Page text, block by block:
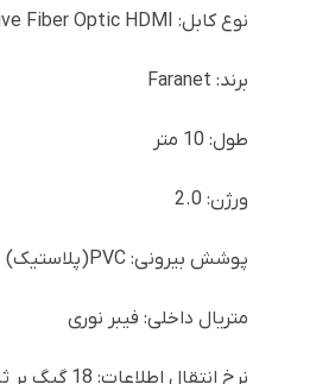
نوع کابل: Active Fiber Optic HDMI
برند: Faranet
طول: 10 متر
ورژن: 2.0
پوشش بیرونی: PVC(پلاستیک)
متریال داخلی: فیبر نوری
نرخ انتقال اطلاعات: 18 گیگ بر ثانیه